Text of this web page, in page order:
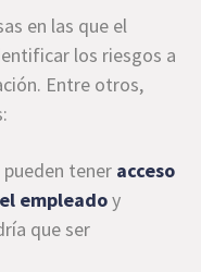
en las que el
los riesgos a
Entre otros,
tener acceso
empleadoy
que ser